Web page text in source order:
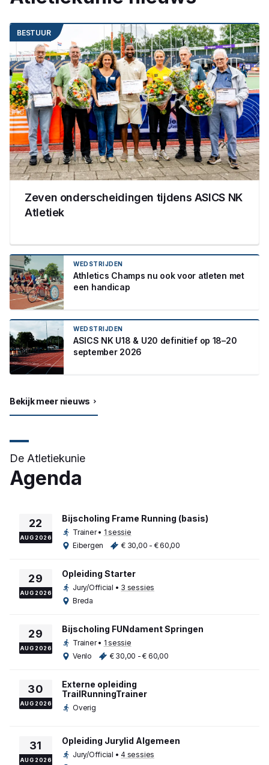
BESTUUR
Zeven onderscheidingen tijdens ASICS NK
Atletiek
WEDSTRIJDEN
Athletics Champs nu ook voor atleten met
een handicap
WEDSTRIJDEN
ASICS NK U18 & U20 definitief op 18–20
september 2026
Bekijk meer nieuws
De Atletiekunie
Agenda
22
AUG 2026
Bijscholing Frame Running (basis)
Trainer • 1 sessie
Eibergen
€ 30,00 - € 60,00
29
AUG 2026
Opleiding Starter
Jury/Official • 3 sessies
Breda
29
AUG 2026
Bijscholing FUNdament Springen
Trainer • 1 sessie
Venlo
€ 30,00 - € 60,00
30
AUG 2026
Externe opleiding
TrailRunningTrainer
Overig
31
AUG 2026
Opleiding Jurylid Algemeen
Jury/Official •4 sessies